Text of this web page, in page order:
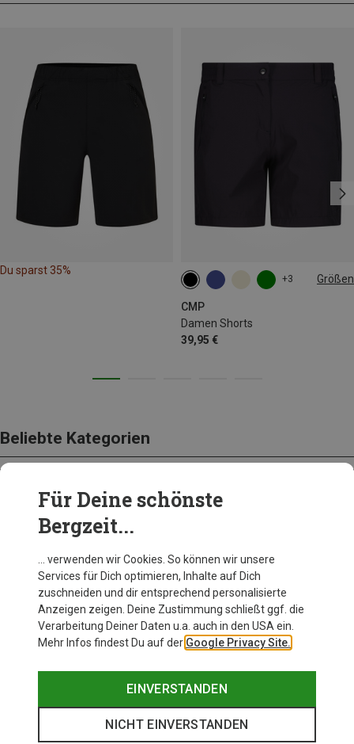
Du sparst 35%
+3 Größen
CMP
Damen Shorts
39,95 €
XXS M L
Beliebte Kategorien
BEKLEIDUNG
Für Deine schönste
Bergzeit...
… verwenden wir Cookies. So können wir unsere
Services für Dich optimieren, Inhalte auf Dich
zuschneiden und dir entsprechend personalisierte
Anzeigen zeigen. Deine Zustimmung schließt ggf. die
Verarbeitung Deiner Daten u.a. auch in den USA ein.
Mehr Infos findest Du auf der Google Privacy Site.
EINVERSTANDEN
NICHT EINVERSTANDEN